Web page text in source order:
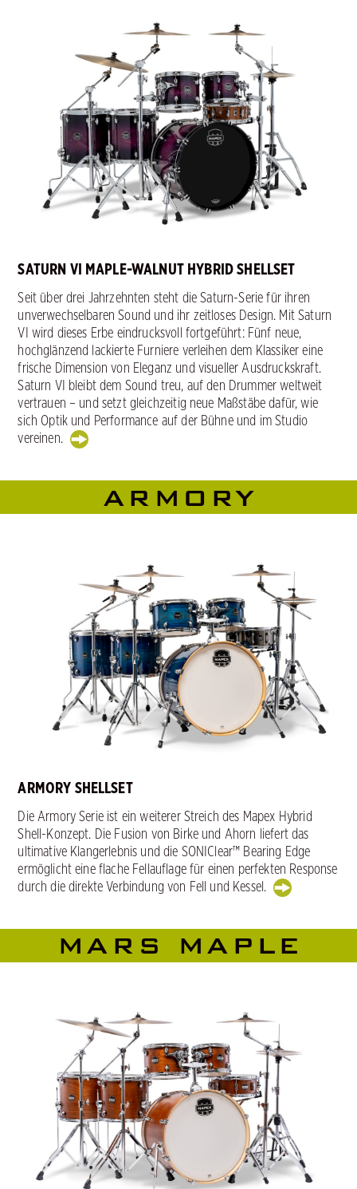
SATURN VI MAPLE-WALNUT HYBRID SHELLSET
Seit über drei Jahrzehnten steht die Saturn-Serie für ihren
unverwechselbaren Sound und ihr zeitloses Design. Mit Saturn
VI wird dieses Erbe eindrucksvoll fortgeführt: Fünf neue,
hochglänzend lackierte Furniere verleihen dem Klassiker eine
frische Dimension von Eleganz und visueller Ausdruckskraft.
Saturn VI bleibt dem Sound treu, auf den Drummer weltweit
vertrauen – und setzt gleichzeitig neue Maßstäbe dafür, wie
sich Optik und Performance auf der Bühne und im Studio
vereinen.
ARMORY
ARMORY SHELLSET
Die Armory Serie ist ein weiterer Streich des Mapex Hybrid
Shell-Konzept. Die Fusion von Birke und Ahorn liefert das
ultimative Klangerlebnis und die SONIClear™ Bearing Edge
ermöglicht eine flache Fellauflage für einen perfekten Response
durch die direkte Verbindung von Fell und Kessel.
MARS MAPLE